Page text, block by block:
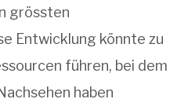
grössten
Entwicklung könnte zu
führen, bei dem
haben